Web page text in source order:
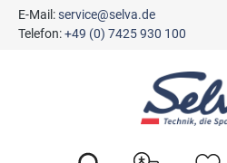
springen
E-Mail:service@selva.de
Telefon:+49 (0) 7425 930 100